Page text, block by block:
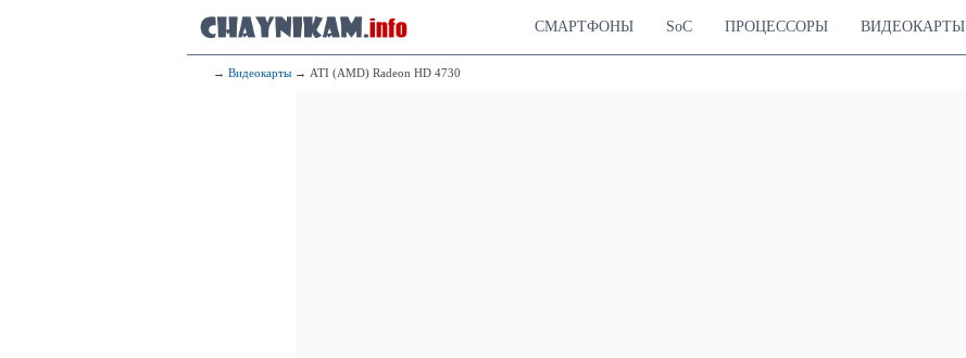
СМАРТФОНЫ SoC ПРОЦЕССОРЫ ВИДЕОКАРТЫ
→ Видеокарты → ATI (AMD) Radeon HD 4730